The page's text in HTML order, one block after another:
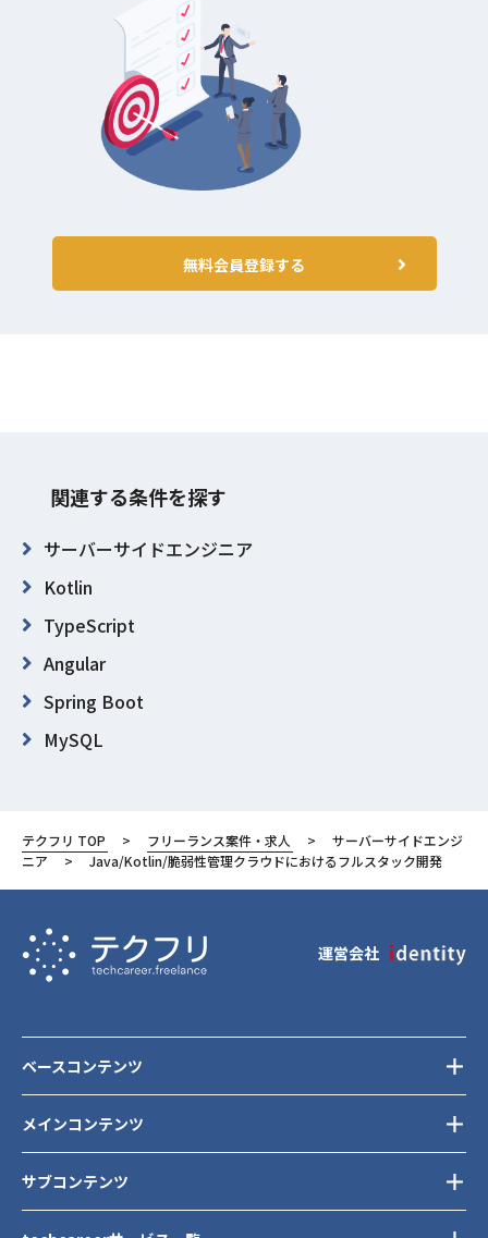
無料会員登録する
関連する条件を探す
サーバーサイドエンジニア
Kotlin
TypeScript
Angular
Spring Boot
MySQL
Docker
Slack
Figma
東京都
テクフリ TOP フリーランス案件・求人
サーバーサイドエンジ
ニア
Java/Kotlin/脆弱性管理クラウドにおけるフルスタック開発
運営会社
メインコンテンツ
サブコンテンツ
ベースコンテンツ